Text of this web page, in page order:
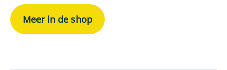
Meer in de shop